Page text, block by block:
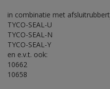
in combinatie met
TYCO-SEAL-U
TYCO-SEAL-N
TYCO-SEAL-Y
en e.v.t. ook:
10662
10658